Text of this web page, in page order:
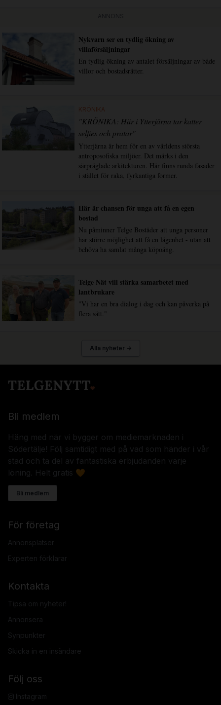
Nykvarn ser en tydlig ökning av
villaförsäljningar
En tydlig ökning av antalet försäljningar av både
villor och bostadsrätter.
KRÖNIKA
"KRÖNIKA: Här i Ytterjärna tar katter
selfies och pratar"
Ytterjärna är hem för en av världens största
antroposofiska miljöer. Det märks i den
särpräglade arkitekturen. Här finns runda fasader
i stället för raka, fyrkantiga former.
Här är chansen för unga att få en egen
bostad
Nu påminner Telge Bostäder att unga personer
har större möjlighet att få en lägenhet - utan att
behöva ha samlat många köpoäng.
Telge Nät vill stärka samarbetet med
lantbrukare
"Vi har en bra dialog i dag och kan påverka på
flera sätt."
Alla nyheter →
Bli medlem
Häng med när vi bygger om mediemarknaden i
Södertälje! Följ samtidigt med på vad som händer i vår
stad och ta del av fantastiska erbjudanden varje
löning. Helt gratis 🧡
Bli medlem
För företag
Annonsplatser
Experten förklarar
Kontakta
Tipsa om nyheter!
Annonsera
Synpunkter
Skicka in en insändare
Följ oss
Instagram